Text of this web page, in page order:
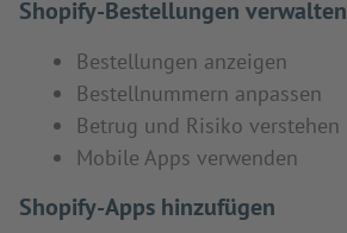
Shopify-Bestellungen verwalten
Bestellungen anzeigen
Bestellnummern anpassen
Betrug und Risiko verstehen
Mobile Apps verwenden
Shopify-Apps hinzufügen